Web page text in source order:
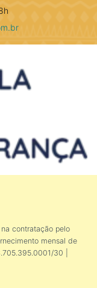
contratação pelo
mensal de
30 |